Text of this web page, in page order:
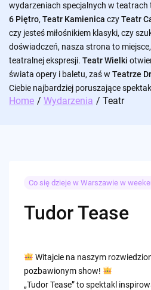
wydarzeniach specjalnych w teatrach
6 Piętro, Teatr Kamienica czyTeatr
czy jesteś miłośnikiem klasyki, czy
doświadczeń, nasza strona to
teatralnej ekspresji. Teatr Wielki
świata opery i baletu, zaś w Teatrze
Ciebie najbardziej poruszające
Home Wydarzenia Teatr
Co się dzieje w Warszawie w
Tudor Tease
Witajcie na naszym
pozbawionym show!
„Tudor Tease” to spektakl